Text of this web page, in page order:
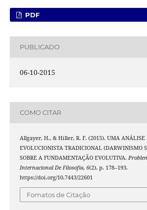
PDF
PUBLICADO
06-10-2015
COMO CITAR
Allgayer, H., & Hiller, R. F. (2015). UMA ANÁLISE
EVOLUCIONISTA TRADICIONAL (DARWINISMO
SOBRE A FUNDAMENTAÇÃO EVOLUTIVA.
Internacional De Filosofia, 6(2), p. 178–193.
https://doi.org/10.7443/22601
Fomatos de Citação